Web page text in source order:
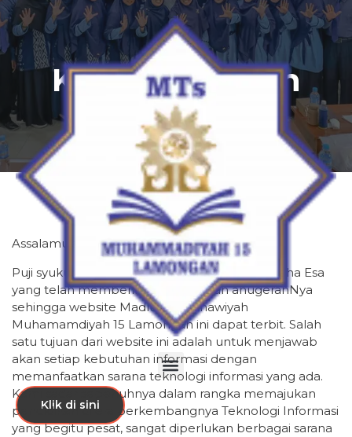
Klik di sini
Kepala Sekolah
Assalamu’alaikum wr.wb.
Puji syukur kepada Alloh SWT, Tuhan Yang Maha Esa
yang telah memberikan rahmat dan anugerahNya
sehingga website Madrasah Tsanawiyah
Muhamamdiyah 15 Lamongan ini dapat terbit. Salah
satu tujuan dari website ini adalah untuk menjawab
akan setiap kebutuhan informasi dengan
memanfaatkan sarana teknologi informasi yang ada.
Kami sadar sepenuhnya dalam rangka memajukan
pendidikan di era berkembangnya Teknologi Informasi
yang begitu pesat, sangat diperlukan berbagai sarana